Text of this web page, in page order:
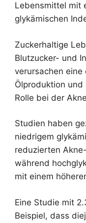
Lebensmittel mit
glykämischen
Zuckerhaltige
Blutzucker- und
verursachen
Ölproduktion und
Rolle bei der
Studien haben
niedrigem
reduzierten
während
mit einem
Eine Studie mit
Beispiel, dass